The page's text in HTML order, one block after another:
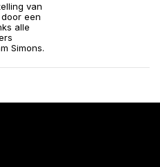
van
een
alle
Simons.